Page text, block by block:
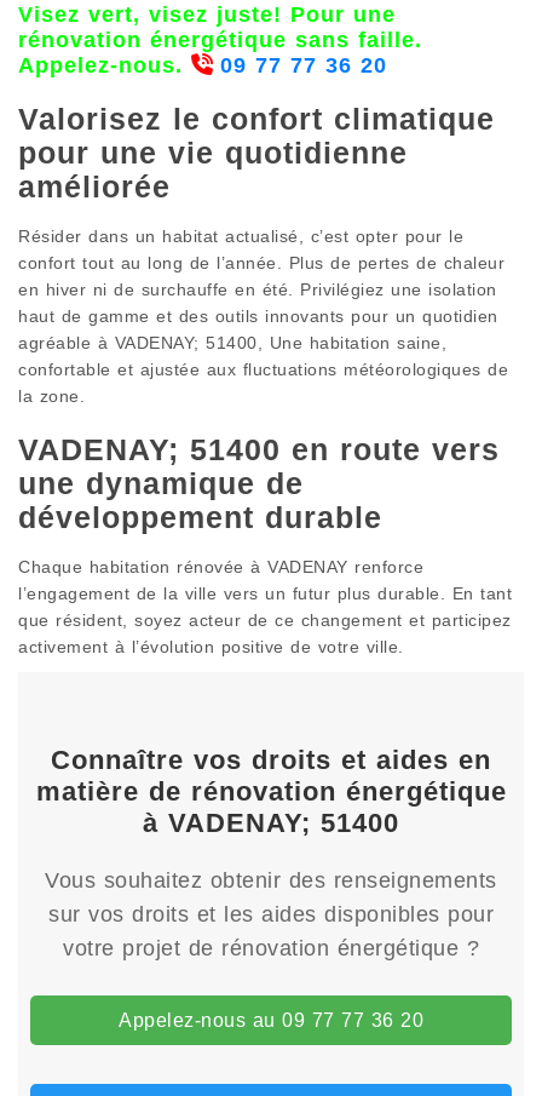
Visez vert, visez juste! Pour une
rénovation énergétique sans faille.
Appelez-nous.
09 77 77 36 20
Valorisez le confort climatique
pour une vie quotidienne
améliorée
Résider dans un habitat actualisé, c’est opter pour le
confort tout au long de l’année. Plus de pertes de chaleur
en hiver ni de surchauffe en été. Privilégiez une isolation
haut de gamme et des outils innovants pour un quotidien
agréable à VADENAY; 51400, Une habitation saine,
confortable et ajustée aux fluctuations météorologiques de
la zone.
VADENAY; 51400 en route vers
une dynamique de
développement durable
Chaque habitation rénovée à VADENAY renforce
l’engagement de la ville vers un futur plus durable. En tant
que résident, soyez acteur de ce changement et participez
activement à l’évolution positive de votre ville.
Connaître vos droits et aides en
matière de rénovation énergétique
à VADENAY; 51400
Vous souhaitez obtenir des renseignements
sur vos droits et les aides disponibles pour
votre projet de rénovation énergétique ?
Appelez-nous au 09 77 77 36 20